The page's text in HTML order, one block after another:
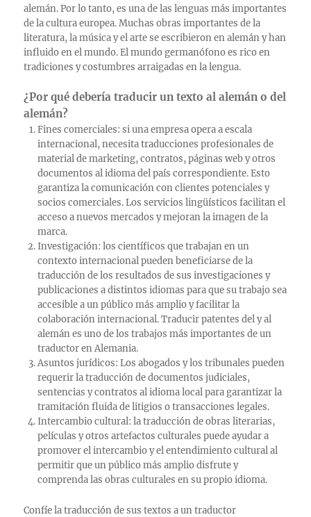
alemán. Por lo tanto, es una de las lenguas más importantes
de la cultura europea. Muchas obras importantes de la
literatura, la música y el arte se escribieron en alemán y han
influido en el mundo. El mundo germanófono es rico en
tradiciones y costumbres arraigadas en la lengua.
¿Por qué debería traducir un texto al alemán o del
alemán?
Fines comerciales: si una empresa opera a escala
internacional, necesita traducciones profesionales de
material de marketing, contratos, páginas web y otros
documentos al idioma del país correspondiente. Esto
garantiza la comunicación con clientes potenciales y
socios comerciales. Los servicios lingüísticos facilitan el
acceso a nuevos mercados y mejoran la imagen de la
marca.
Investigación: los científicos que trabajan en un
contexto internacional pueden beneficiarse de la
traducción de los resultados de sus investigaciones y
publicaciones a distintos idiomas para que su trabajo sea
accesible a un público más amplio y facilitar la
colaboración internacional. Traducir patentes del y al
alemán es uno de los trabajos más importantes de un
traductor en Alemania.
Asuntos jurídicos: Los abogados y los tribunales pueden
requerir la traducción de documentos judiciales,
sentencias y contratos al idioma local para garantizar la
tramitación fluida de litigios o transacciones legales.
Intercambio cultural: la traducción de obras literarias,
películas y otros artefactos culturales puede ayudar a
promover el intercambio y el entendimiento cultural al
permitir que un público más amplio disfrute y
comprenda las obras culturales en su propio idioma.
Confíe la traducción de sus textos a un traductor